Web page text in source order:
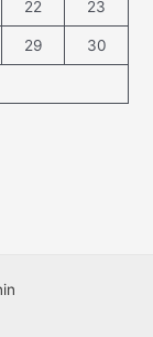
22 23
29 30